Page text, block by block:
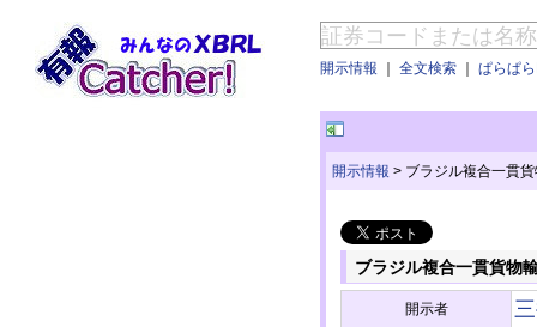
開示情報 ｜ 全文検索 ｜ ぱらぱ
開示情報 > ブラジル複合一貫
ブラジル複合一貫貨物
開示者